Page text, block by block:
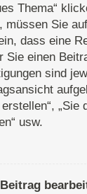
Thema“
Sie
dass eine
Sie einen
sind
„Sie
usw.